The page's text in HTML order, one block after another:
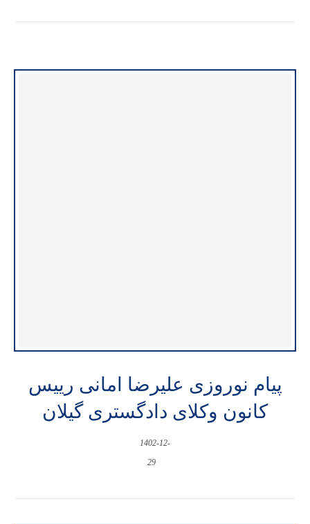
پیام نوروزی علیرضا امانی رییس
کانون وکلای دادگستری گیلان
1402-12-
29